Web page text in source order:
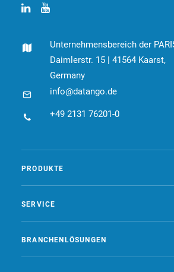
Unternehmensbereich der
Daimlerstr. 15 | 41564 Kaarst,
Germany
info@datango.de
+49 2131 76201-0
PRODUKTE
SERVICE
BRANCHENLÖSUNGEN